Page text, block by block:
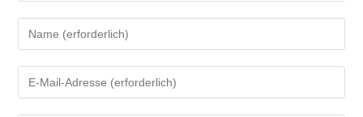
deinen
oder
deine